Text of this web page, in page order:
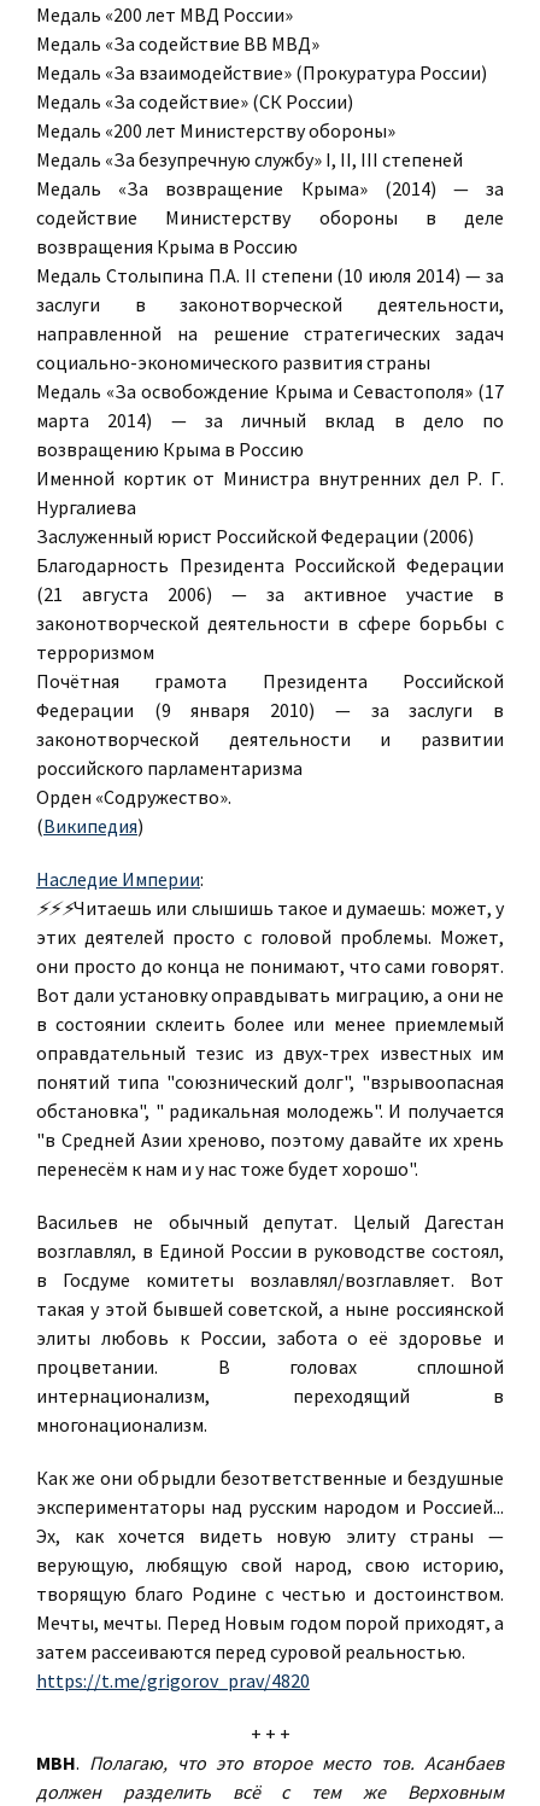
Медаль «200 лет МВД России»
Медаль «За содействие ВВ МВД»
Медаль «За взаимодействие» (Прокуратура России)
Медаль «За содействие» (СК России)
Медаль «200 лет Министерству обороны»
Медаль «За безупречную службу» I, II, III степеней
Медаль «За возвращение Крыма» (2014) — за
содействие Министерству обороны в деле
возвращения Крыма в Россию
Медаль Столыпина П.А. II степени (10 июля 2014) — за
заслуги в законотворческой деятельности,
направленной на решение стратегических задач
социально-экономического развития страны
Медаль «За освобождение Крыма и Севастополя» (17
марта 2014) — за личный вклад в дело по
возвращению Крыма в Россию
Именной кортик от Министра внутренних дел Р. Г.
Нургалиева
Заслуженный юрист Российской Федерации (2006)
Благодарность Президента Российской Федерации
(21 августа 2006) — за активное участие в
законотворческой деятельности в сфере борьбы с
терроризмом
Почётная грамота Президента Российской
Федерации (9 января 2010) — за заслуги в
законотворческой деятельности и развитии
российского парламентаризма
Орден «Содружество».
(Википедия)
Наследие Империи:
⚡⚡⚡Читаешь или слышишь такое и думаешь: может, у
этих деятелей просто с головой проблемы. Может,
они просто до конца не понимают, что сами говорят.
Вот дали установку оправдывать миграцию, а они не
в состоянии склеить более или менее приемлемый
оправдательный тезис из двух-трех известных им
понятий типа "союзнический долг", "взрывоопасная
обстановка", " радикальная молодежь". И получается
"в Средней Азии хреново, поэтому давайте их хрень
перенесём к нам и у нас тоже будет хорошо".
Васильев не обычный депутат. Целый Дагестан
возглавлял, в Единой России в руководстве состоял,
в Госдуме комитеты возлавлял/возглавляет. Вот
такая у этой бывшей советской, а ныне россиянской
элиты любовь к России, забота о её здоровье и
процветании. В головах сплошной
интернационализм, переходящий в
многонационализм.
Как же они обрыдли безответственные и бездушные
экспериментаторы над русским народом и Россией...
Эх, как хочется видеть новую элиту страны —
верующую, любящую свой народ, свою историю,
творящую благо Родине с честью и достоинством.
Мечты, мечты. Перед Новым годом порой приходят, а
затем рассеиваются перед суровой реальностью.
https://t.me/grigorov_prav/4820
+ + +
МВН. Полагаю, что это второе место тов. Асанбаев
должен разделить всё с тем же Верховным